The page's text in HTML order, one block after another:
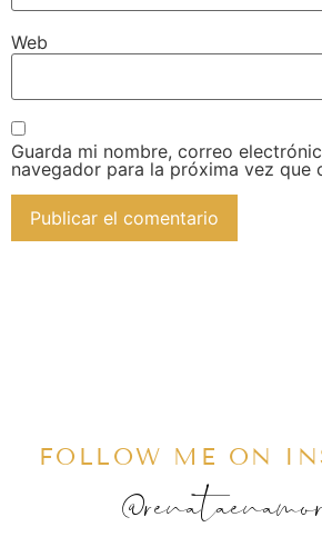
Web
Guarda mi nombre, correo
navegador para la próxima vez que
FOLLOW ME ON